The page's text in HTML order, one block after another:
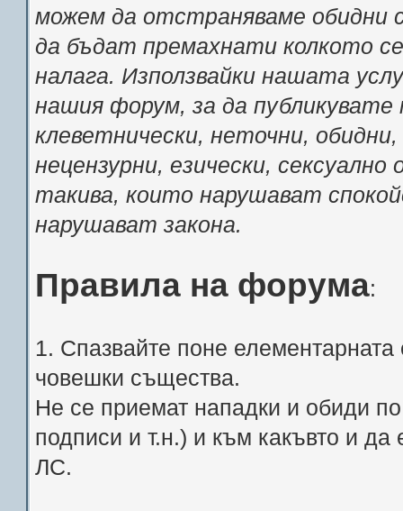
можем да отстраняваме обидни
да бъдат премахнати колкото
налага. Използвайки нашата
нашия форум, за да
клеветнически, неточни,
нецензурни, езически,
такива, които нарушават
нарушават закона.
Правила на форума:
1. Спазвайте поне
човешки същества.
Не се приемат нападки и обиди
подписи и т.н.) и към какъвто и
ЛС.